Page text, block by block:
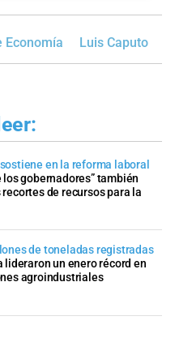
Economía Luis Caputo
en la reforma laboral
los gobernadores” también
de recursos para la
de toneladas registradas
lideraron un enero récord en
agroindustriales